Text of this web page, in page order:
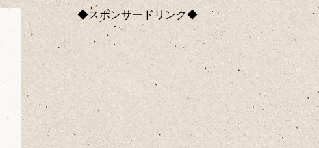
◆スポンサードリンク◆